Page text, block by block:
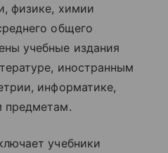
физике, химии
общего
учебные издания
иностранным
информатике,
предметам.
учебники